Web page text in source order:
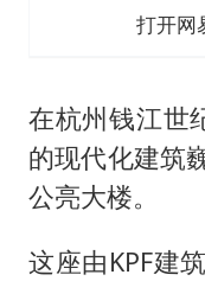
打开网
在杭州钱江世
的现代化建筑
公亮大楼。
这座由KPF建